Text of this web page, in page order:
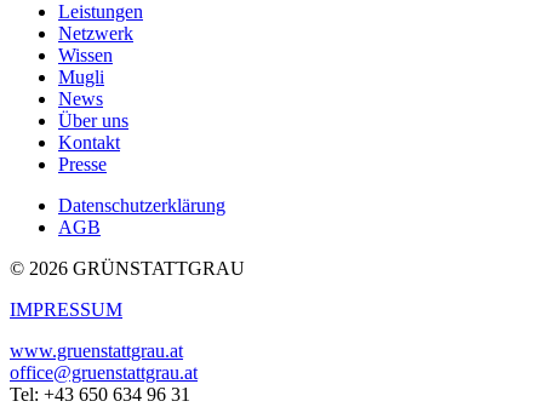
Leistungen
Netzwerk
Wissen
Mugli
News
Über uns
Kontakt
Presse
Datenschutzerklärung
AGB
© 2026 GRÜNSTATTGRAU
IMPRESSUM
www.gruenstattgrau.at
office@gruenstattgrau.at
Tel: +43 650 634 96 31